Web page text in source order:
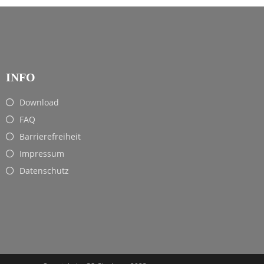
INFO
Download
FAQ
Barrierefreiheit
Impressum
Datenschutz